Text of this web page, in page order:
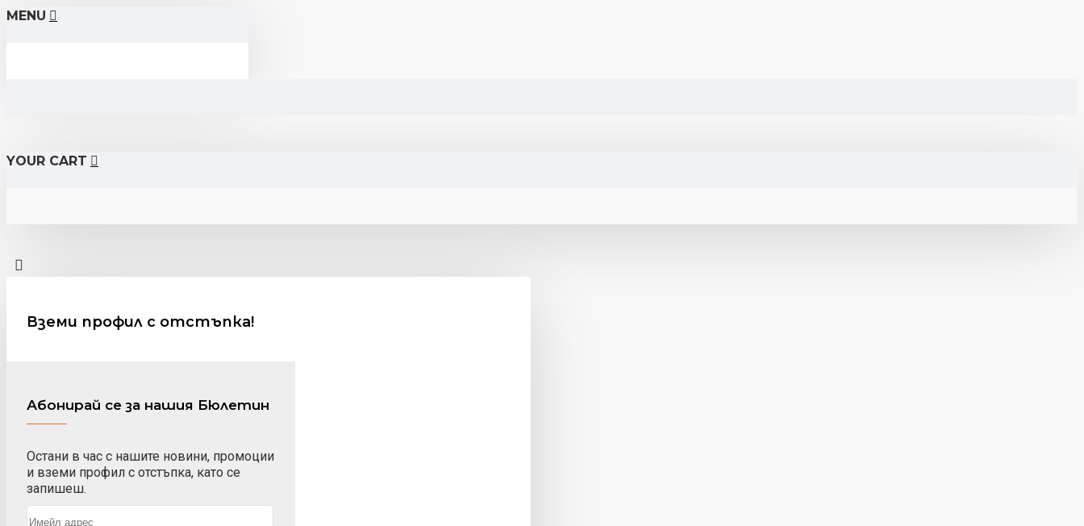
MENU
YOUR CART
Вземи профил с отстъпка!
Абонирай се за нашия Бюлетин
Остани в час с нашите новини, промоции
и вземи профил с отстъпка, като се
запишеш.